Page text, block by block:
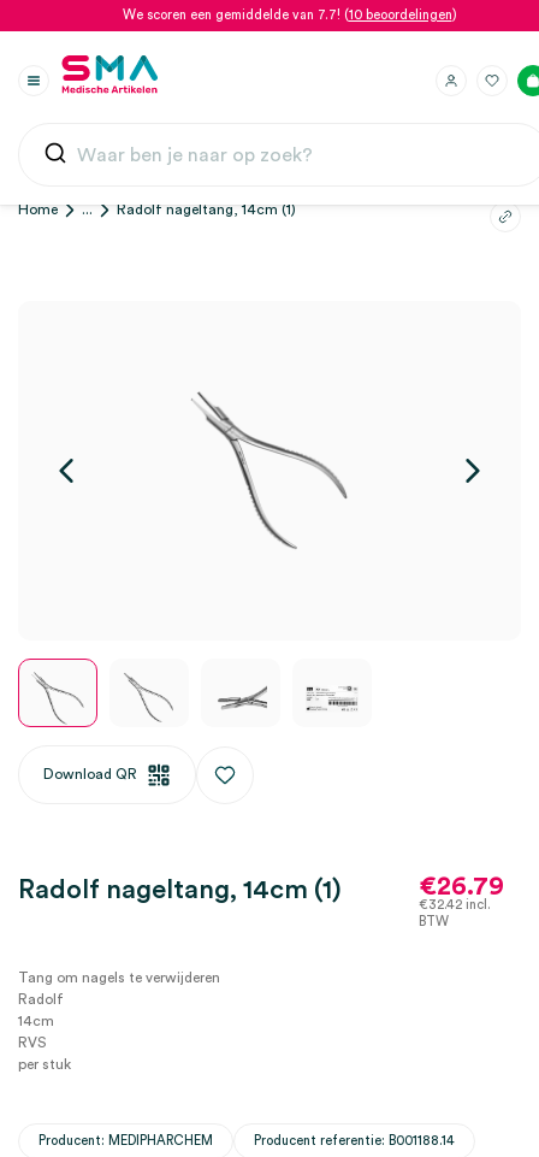
We scoren een gemiddelde van 7.7! (10 beoordelingen)
Home ... Radolf nageltang, 14cm (1)
Download QR
Radolf nageltang, 14cm (1) €26.79
€32.42 incl.
BTW
Tang om nagels te verwijderen
Radolf
14cm
RVS
per stuk
Producent: MEDIPHARCHEM Producent referentie: B001188.14